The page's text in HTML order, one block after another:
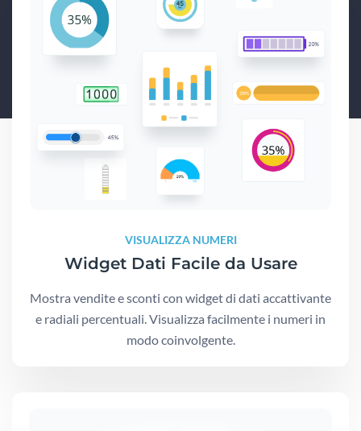
VISUALIZZA NUMERI
Widget Dati Facile da Usare
Mostra vendite e sconti con widget di dati accattivante
e radiali percentuali. Visualizza facilmente i numeri in
modo coinvolgente.